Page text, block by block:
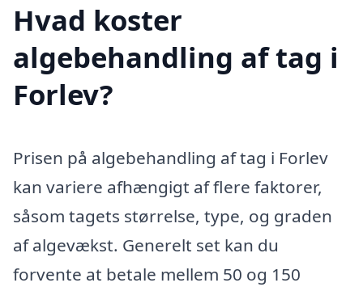
Hvad koster
algebehandling af tag i
Forlev?
Prisen på algebehandling af tag i Forlev
kan variere afhængigt af flere faktorer,
såsom tagets størrelse, type, og graden
af algevækst. Generelt set kan du
forvente at betale mellem 50 og 150